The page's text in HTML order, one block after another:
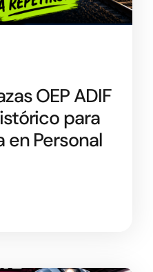
OEP ADIF
para
en Personal